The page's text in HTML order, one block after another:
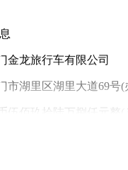
金龙旅行车有限公司
市湖里区湖里大道69号(
伍佰玖拾陆万捌仟元整(
限公司评审总得分：95分